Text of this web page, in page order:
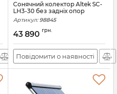
Сонячний колектор Altek SC-
LH3-30 без задніх опор
Артикул: 98845
43 890 грн.
Повідомити о наявності